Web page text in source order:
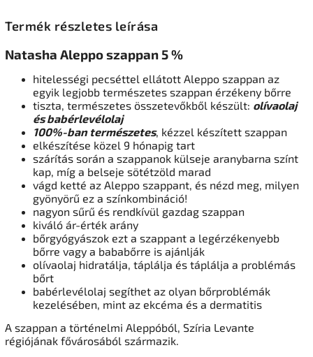
Termék részletes leírása
Natasha Aleppo szappan 5 %
hitelességi pecséttel ellátott Aleppo szappan az
egyik legjobb természetes szappan érzékeny bőrre
tiszta, természetes összetevőkből készült: olívaolaj
és babérlevélolaj
100%-ban természetes, kézzel készített szappan
elkészítése közel 9 hónapig tart
szárítás során a szappanok külseje aranybarna színt
kap, míg a belseje sötétzöld marad
vágd ketté az Aleppo szappant, és nézd meg, milyen
gyönyörű ez a színkombináció!
nagyon sűrű és rendkívül gazdag szappan
kiváló ár-érték arány
bőrgyógyászok ezt a szappant a legérzékenyebb
bőrre vagy a bababőrre is ajánlják
olívaolaj hidratálja, táplálja és táplálja a problémás
bőrt
babérlevélolaj segíthet az olyan bőrproblémák
kezelésében, mint az ekcéma és a dermatitis
A szappan a történelmi Aleppóból, Szíria Levante
régiójának fővárosából származik.